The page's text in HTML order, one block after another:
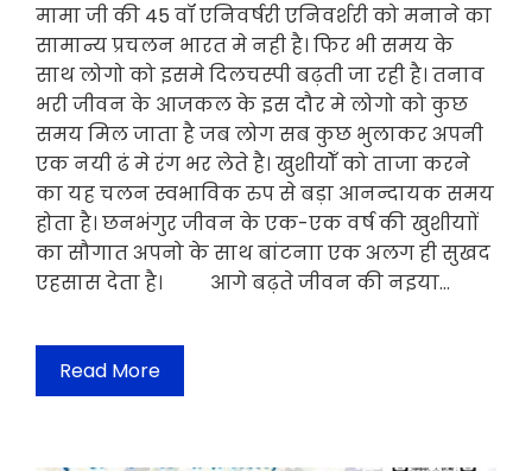
मामा जी की 45 वॉ एनिवर्षरी एनिवर्शरी को मनाने का
सामान्य प्रचलन भारत मे नही है। फिर भी समय के
साथ लोगो को इसमे दिलचस्पी बढ़ती जा रही है। तनाव
भरी जीवन के आजकल के इस दौर मे लोगो को कुछ
समय मिल जाता है जब लोग सब कुछ भुलाकर अपनी
एक नयी ढं मे रंग भर लेते है। खुशीयोँ को ताजा करने
का यह चलन स्वभाविक रुप से बड़ा आनन्दायक समय
होता है। छनभंगुर जीवन के एक-एक वर्ष की खुशीयाों
का सौगात अपनो के साथ बांटनाा एक अलग ही सुखद
एहसास देता है। आगे बढ़ते जीवन की नइया…
Read More